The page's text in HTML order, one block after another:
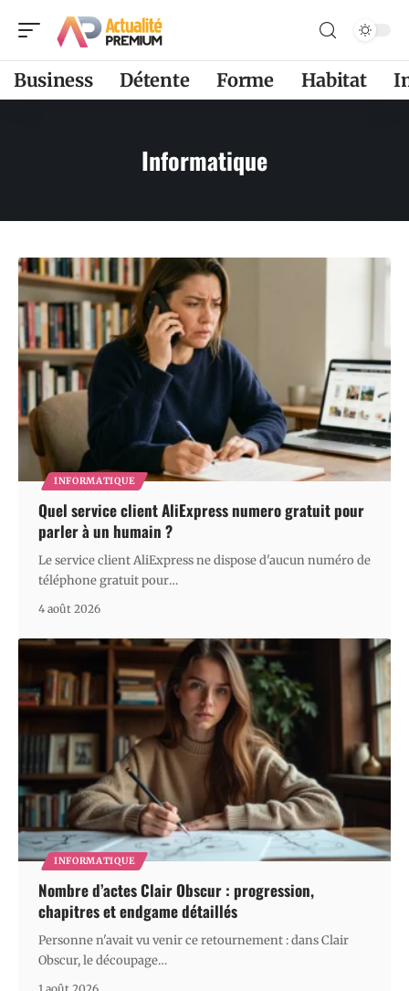
Business Détente Forme Habitat
Informatique
INFORMATIQUE
Quel service client AliExpress numero gratuit pour
parler à un humain ?
Le service client AliExpress ne dispose d'aucun numéro de
téléphone gratuit pour…
4 août 2026
INFORMATIQUE
Nombre d’actes Clair Obscur : progression,
chapitres et endgame détaillés
Personne n'avait vu venir ce retournement : dans Clair
Obscur, le découpage…